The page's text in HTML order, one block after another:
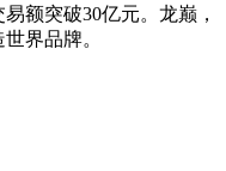
额突破30亿元。龙巅，
界品牌。